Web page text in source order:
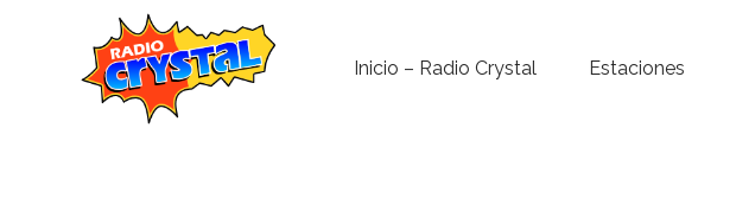
Inicio – Radio Crystal Estaciones